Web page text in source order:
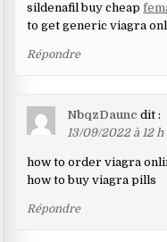
sildenafil buy cheap
to get generic viagra
Répondre
NbqzDaunc dit :
13/09/2022 à 12
how to order viagra
how to buy viagra pills
Répondre